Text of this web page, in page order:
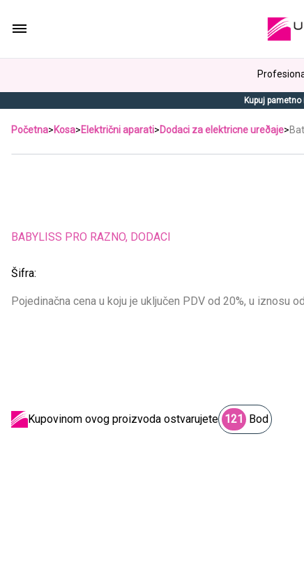
Kupuj
Početna>Kosa>Električni aparati>Dodaci za elektricne ureðaje>
BABYLISS PRO RAZNO, DODACI
Šifra:
Pojedinačna cena u koju je uključen PDV od 20%, u iznosu od
Kupovinom ovog proizvoda ostvarujete 121 Bod